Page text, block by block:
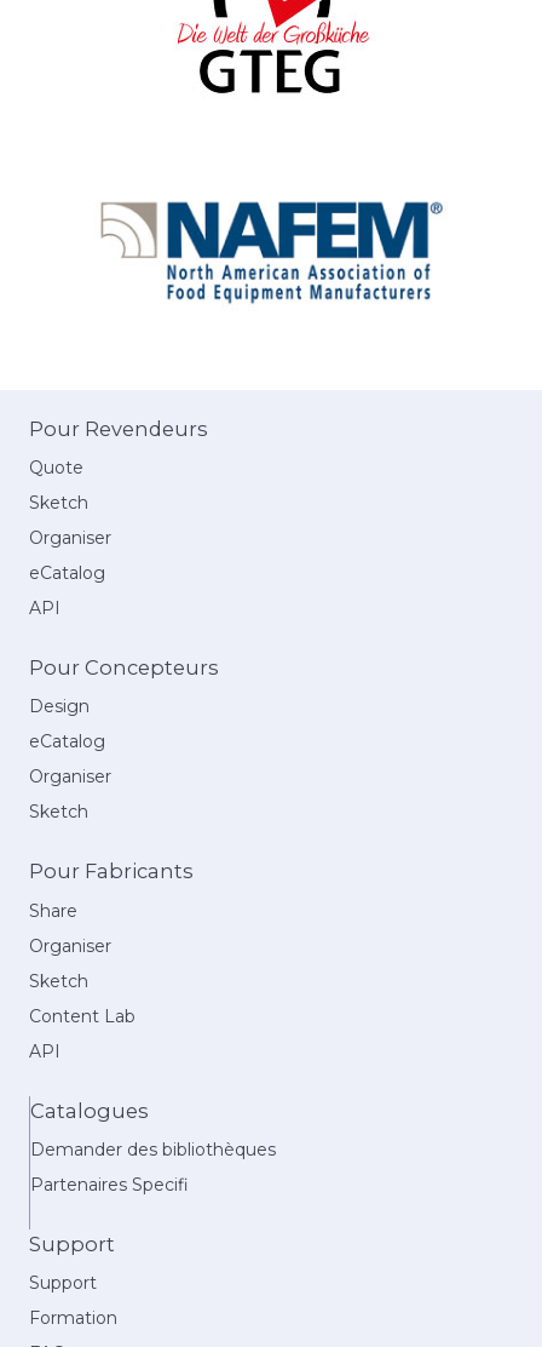
Pour Revendeurs
Quote
Sketch
Organiser
eCatalog
API
Pour Concepteurs
Design
eCatalog
Organiser
Sketch
Pour Fabricants
Share
Organiser
Sketch
Content Lab
API
Catalogues
Demander des bibliothèques
Partenaires Specifi
Support
Support
Formation